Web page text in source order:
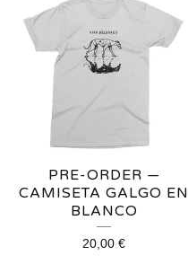
PRE-ORDER —
CAMISETA GALGO EN
BLANCO
20,00 €